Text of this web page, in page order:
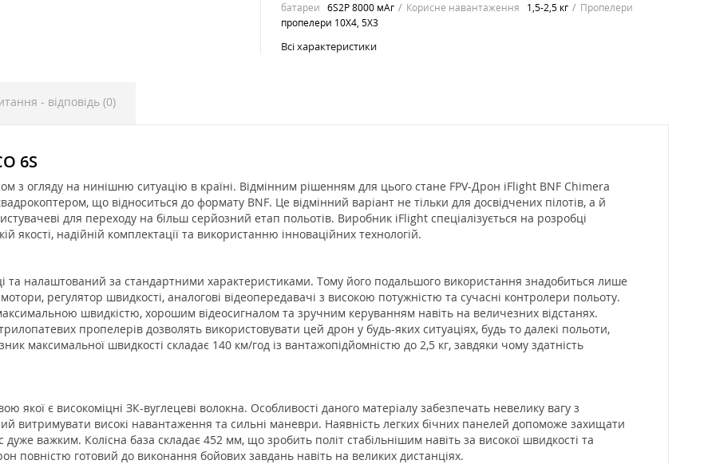
батареи
6S2P 8000 мАг Корисне навантаження 1,5-2,5 кг
Пропелери
пропелери 10X4, 5X3
Всі характеристики
- відповідь (0)
6S
з огляду на нинішню ситуацію в країні. Відмінним рішенням для цього стане FPV-Дрон iFlight BNF Chimera
що відноситься до формату BNF. Це відмінний варіант не тільки для досвідчених пілотів, а й
для переходу на більш серйозний етап польотів. Виробник iFlight спеціалізується на розробці
якості, надійній комплектації та використанню інноваційних технологій.
та налаштований за стандартними характеристиками. Тому його подальшого використання знадобиться лише
регулятор швидкості, аналогові відеопередавачі з високою потужністю та сучасні контролери польоту.
швидкістю, хорошим відеосигналом та зручним керуванням навіть на величезних відстанях.
пропелерів дозволять використовувати цей дрон у будь-яких ситуаціях, будь то далекі польоти,
максимальної швидкості складає 140 км/год із вантажопідйомністю до 2,5 кг, завдяки чому здатність
є високоміцні ЗК-вуглецеві волокна. Особливості даного матеріалу забезпечать невелику вагу з
витримувати високі навантаження та сильні маневри. Наявність легких бічних панелей допоможе захищати
важким. Колісна база складає 452 мм, що зробить політ стабільнішим навіть за високої швидкості та
повністю готовий до виконання бойових завдань навіть на великих дистанціях.